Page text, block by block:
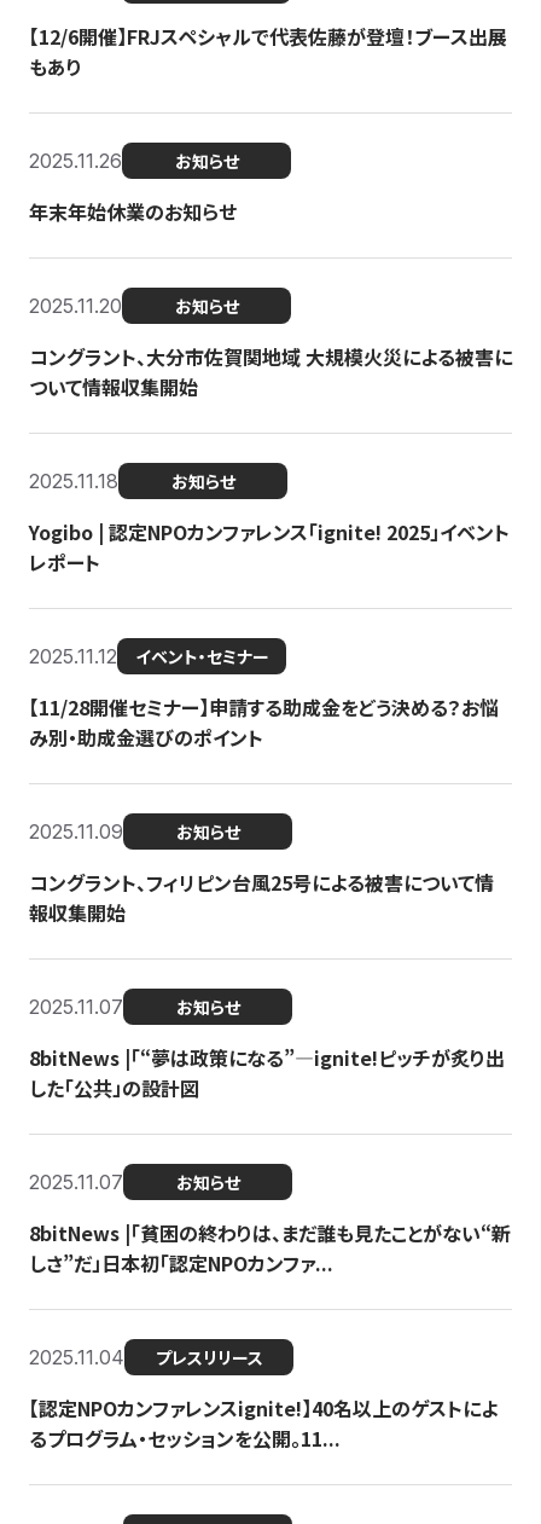
【12/6開催】FRJスペシャルで代表佐藤が登壇！ブース出展
もあり
2025.11.26 お知らせ
年末年始休業のお知らせ
2025.11.20 お知らせ
コングラント、大分市佐賀関地域 大規模火災による被害に
ついて情報収集開始
2025.11.18 お知らせ
Yogibo | 認定NPOカンファレンス「ignite! 2025」イベント
レポート
2025.11.12 イベント・セミナー
【11/28開催セミナー】申請する助成金をどう決める？お悩
み別・助成金選びのポイント
2025.11.09 お知らせ
コングラント、フィリピン台風25号による被害について情
報収集開始
2025.11.07 お知らせ
8bitNews |「“夢は政策になる”—ignite!ピッチが炙り出
した「公共」の設計図
2025.11.07 お知らせ
8bitNews |「貧困の終わりは、まだ誰も見たことがない“新
しさ”だ」日本初「認定NPOカンファ...
2025.11.04 プレスリリース
【認定NPOカンファレンスignite!】40名以上のゲストによ
るプログラム・セッションを公開。11...